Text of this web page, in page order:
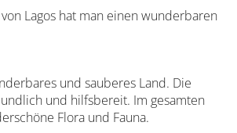
Lagos hat man einen wunderbaren
und sauberes Land. Die
und hilfsbereit. Im gesamten
Flora und Fauna.